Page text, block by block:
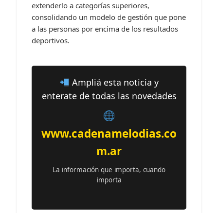
extenderlo a categorías superiores,
consolidando un modelo de gestión que pone
a las personas por encima de los resultados
deportivos.
Ampliá esta noticia y
enterate de todas las novedades
www.cadenamelodias.co
m.ar
La información que importa, cuando
importa